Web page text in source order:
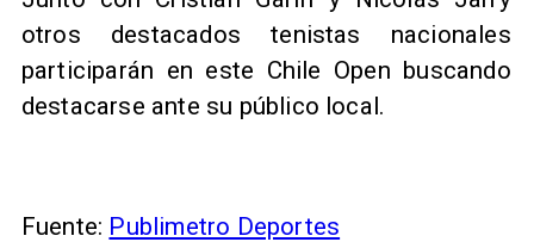
otros destacados tenistas nacionales
participarán en este Chile Open buscando
destacarse ante su público local.
Fuente: Publimetro Deportes